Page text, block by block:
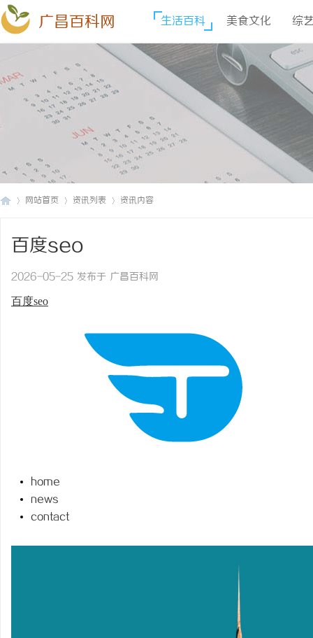
广昌百科网 生活百科 美食文化 综
网站首页 资讯列表 资讯内容
百度seo
2026-05-25 发布于 广昌百科网
百度seo
home
news
contact